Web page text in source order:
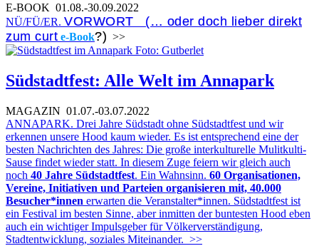
E-BOOK 01.08.-30.09.2022
NÜ/FÜ/ER. VORWORT (… oder doch lieber direkt
zum curt e-Book?) >>
Südstadtfest: Alle Welt im Annapark
MAGAZIN 01.07.-03.07.2022
ANNAPARK. Drei Jahre Südstadt ohne Südstadtfest und wir
erkennen unsere Hood kaum wieder. Es ist entsprechend eine der
besten Nachrichten des Jahres: Die große interkulturelle Mulitkulti-
Sause findet wieder statt. In diesem Zuge feiern wir gleich auch
noch 40 Jahre Südstadtfest. Ein Wahnsinn. 60 Organisationen,
Vereine, Initiativen und Parteien organisieren mit, 40.000
Besucher*innen erwarten die Veranstalter*innen. Südstadtfest ist
ein Festival im besten Sinne, aber inmitten der buntesten Hood eben
auch ein wichtiger Impulsgeber für Völkerverständigung,
Stadtentwicklung, soziales Miteinander. >>